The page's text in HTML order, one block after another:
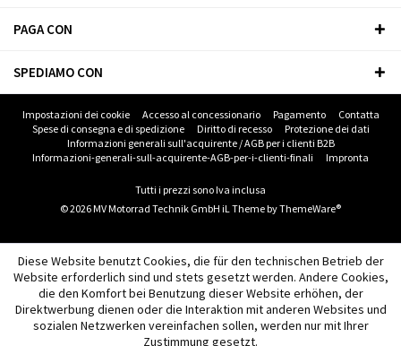
PAGA CON
SPEDIAMO CON
Impostazioni dei cookie Accesso al concessionario Pagamento
Contatta
Spese di consegna e di spedizione
Diritto di recesso
Protezione dei dati
Informazioni generali sull'acquirente / AGB per i clienti B2B
Informazioni-generali-sull-acquirente-AGB-per-i-clienti-finali
Impronta
Tutti i prezzi sono Iva inclusa
© 2026 MV Motorrad Technik GmbH iL Theme byThemeWare®
Diese Website benutzt Cookies, die für den technischen Betrieb der
Website erforderlich sind und stets gesetzt werden. Andere Cookies,
die den Komfort bei Benutzung dieser Website erhöhen, der
Direktwerbung dienen oder die Interaktion mit anderen Websites und
sozialen Netzwerken vereinfachen sollen, werden nur mit Ihrer
Zustimmung gesetzt.